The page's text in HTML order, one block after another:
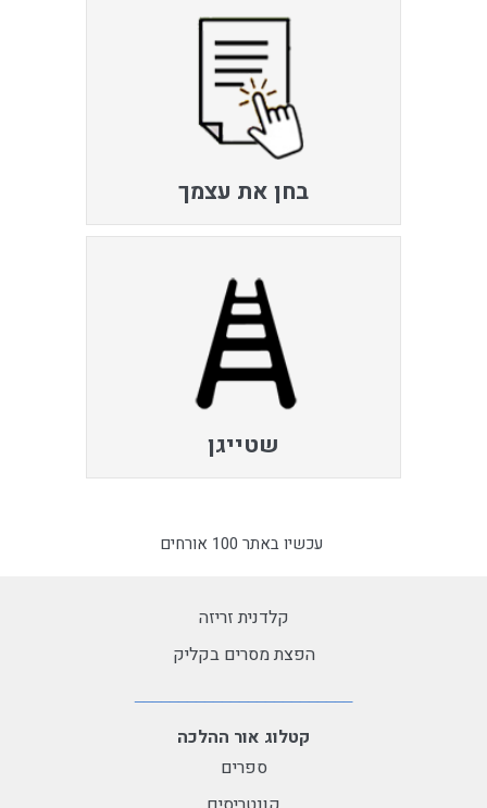
בחן את עצמך
שטייגן
עכשיו באתר 100 אורחים
קלדנית זריזה
הפצת מסרים בקליק
קטלוג אור ההלכה
ספרים